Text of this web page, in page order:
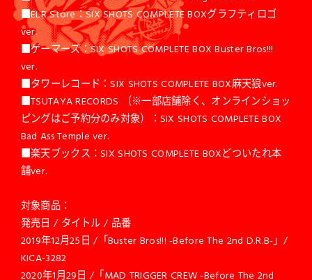
■ELR Store：SIX SHOTS COMPLETE BOXグラフティロゴ
ver.
■ゲーマーズ：SIX SHOTS COMPLETE BOX Buster Bros!!!
ver.
■タワーレコード：SIX SHOTS COMPLETE BOX麻天狼ver.
■TSUTAYA RECORDS （※一部店舗除く、オンラインショッ
ピングはご予約分のみ対象）：SIX SHOTS COMPLETE BOX
Bad Ass Temple ver.
■楽天ブックス：SIX SHOTS COMPLETE BOXどついたれ本
舗ver.
対象商品：
発売日 / タイトル / 品番
2019年12月25日 /「Buster Bros!!! -Before The 2nd D.R.B-」/
KICA-3282
2020年1月29日 /「MAD TRIGGER CREW -Before The 2nd